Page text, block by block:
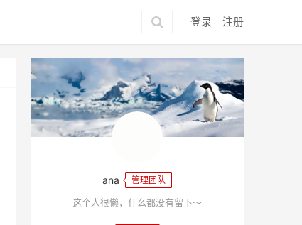
登录 注册
ana 管理团队
这个人很懒，什么都没有留下～